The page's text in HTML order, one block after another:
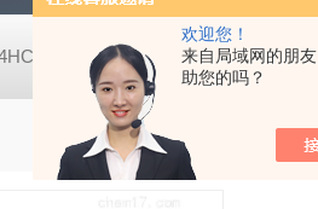
欢迎您！
来自局域网的朋
助您的吗？
RC-4HA温湿度记录仪 多样品平